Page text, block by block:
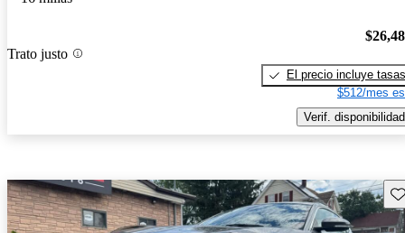
Trato justo
El precio incluye tasas
$512/mes
Verif. disponibilidad